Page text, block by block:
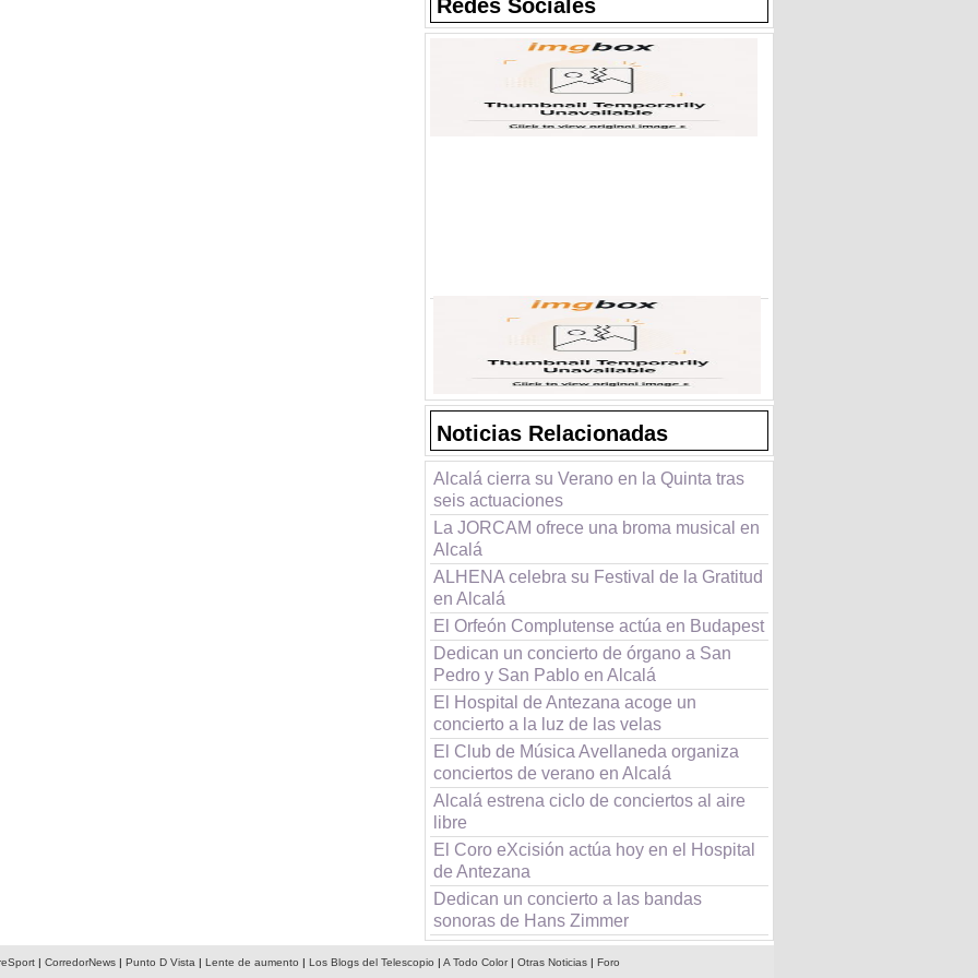
Redes Sociales
Noticias Relacionadas
Alcalá cierra su Verano en la Quinta tras
seis actuaciones
La JORCAM ofrece una broma musical en
Alcalá
ALHENA celebra su Festival de la Gratitud
en Alcalá
El Orfeón Complutense actúa en Budapest
Dedican un concierto de órgano a San
Pedro y San Pablo en Alcalá
El Hospital de Antezana acoge un
concierto a la luz de las velas
El Club de Música Avellaneda organiza
conciertos de verano en Alcalá
Alcalá estrena ciclo de conciertos al aire
libre
El Coro eXcisión actúa hoy en el Hospital
de Antezana
Dedican un concierto a las bandas
sonoras de Hans Zimmer
| CorredorNews| Punto D Vista | Lente de aumento | Los Blogs del Telescopio | A Todo Color| Otras Noticias| Foro